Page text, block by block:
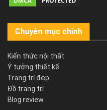
Chuyên mục chính
Kiến thức nội thất
Ý tưởng thiết kế
Trang trí đẹp
Đồ trang trí
Blog review